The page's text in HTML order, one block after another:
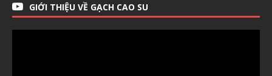
GIỚI THIỆU VỀ GẠCH CAO SU